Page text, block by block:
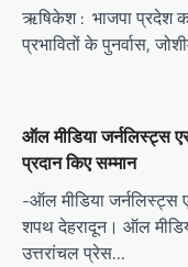
ऋषिकेश : भाजपा प्रदेश
प्रभावितों के पुनर्वास,
ऑल मीडिया जर्नलिस्ट्स
प्रदान किए सम्मान
-ऑल मीडिया जर्नलिस्ट्स
शपथ देहरादून। ऑल
उत्तरांचल प्रेस…